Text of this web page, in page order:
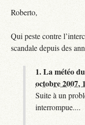
Roberto,
Qui peste contre
scandale depuis des
1.La météo
octobre 2007,
Suite à un
interrompue....